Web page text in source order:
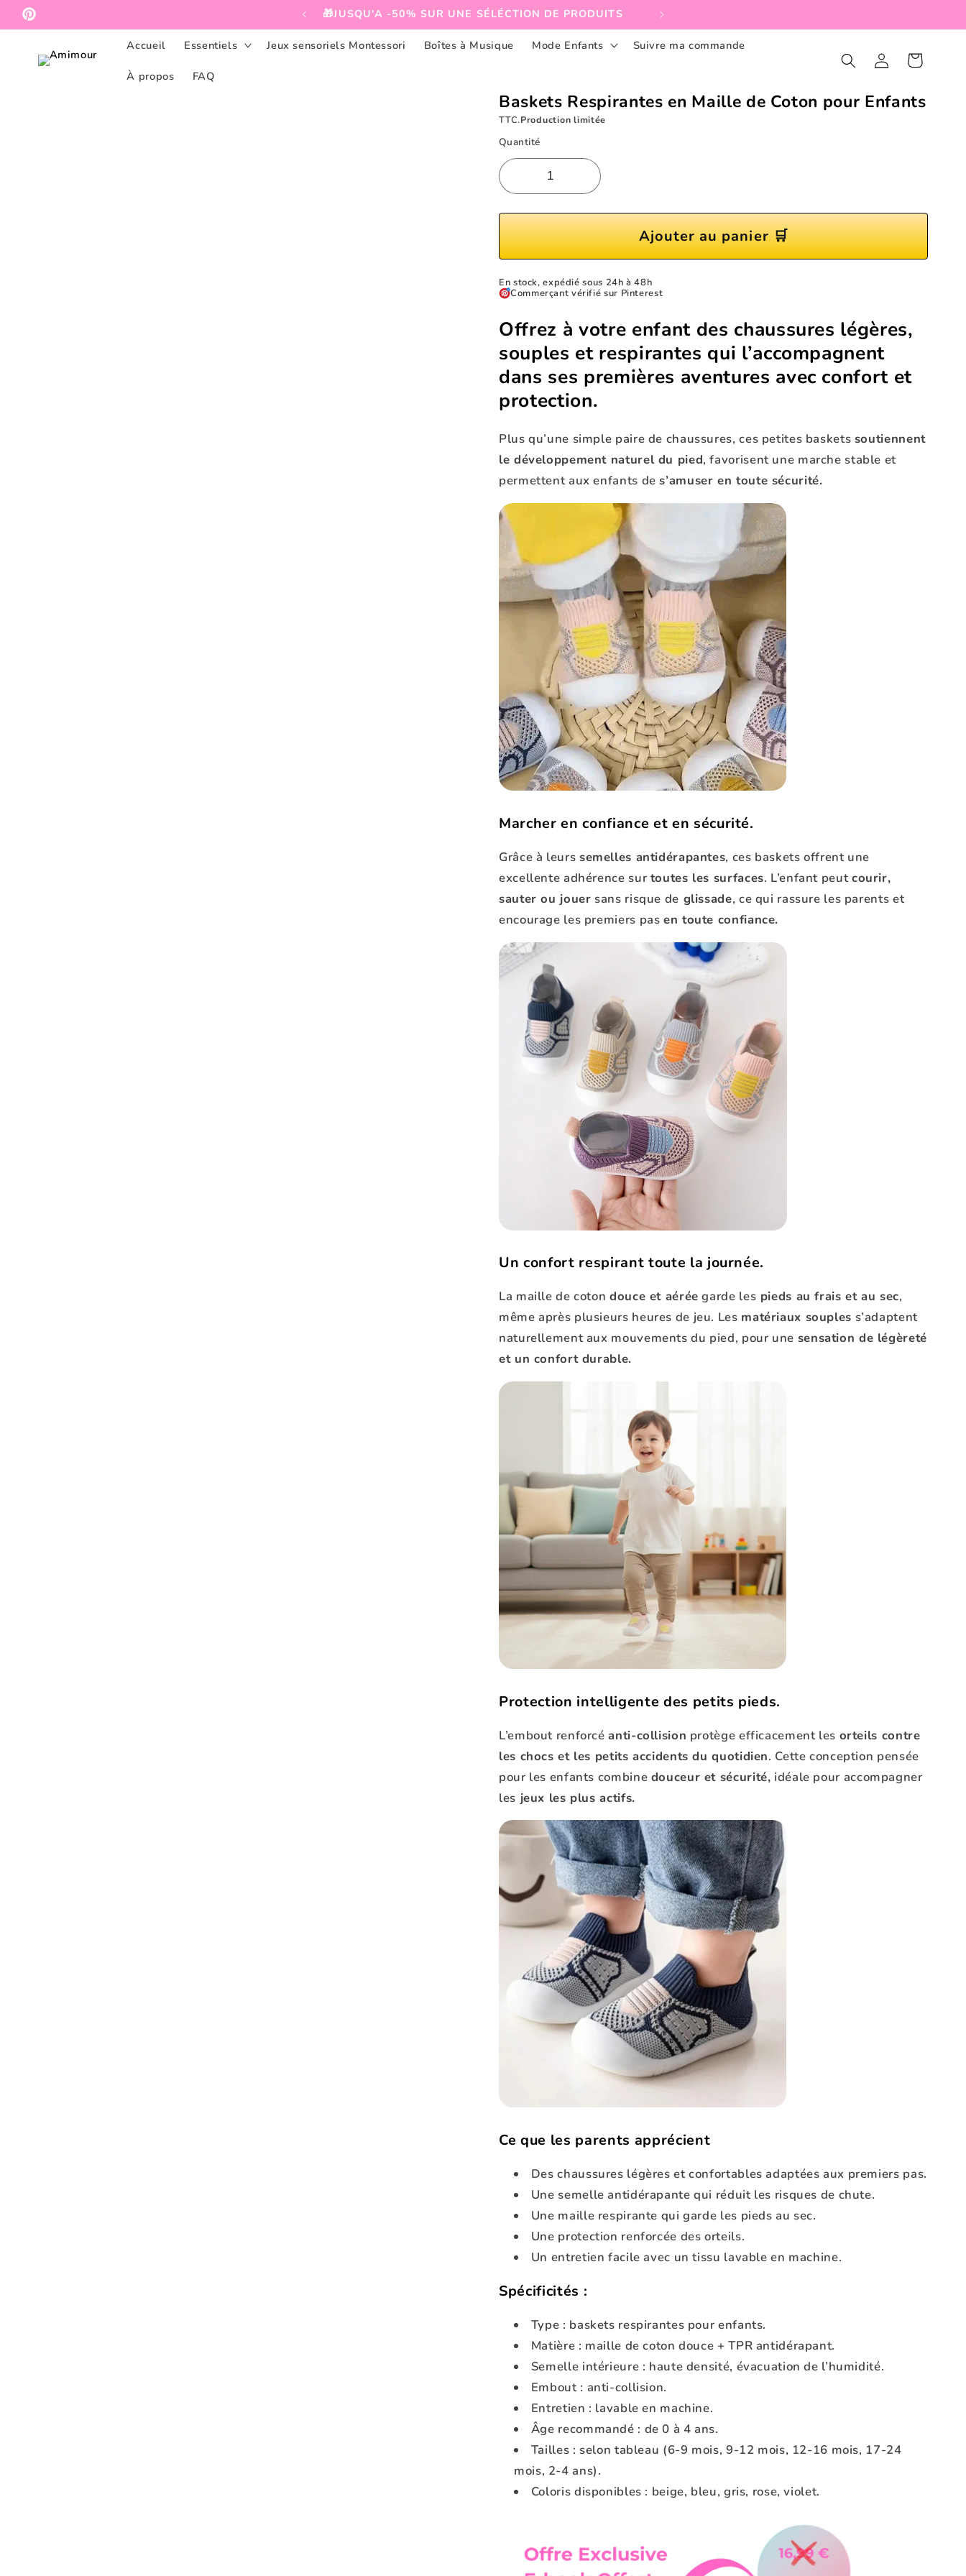
□
et
passer
au
Pinterest
🎁JUSQU'A -50% SUR UNE SÉLÉCTION DE PRODUITS
Accueil Essentiels Jeux sensoriels Montessori Boîtes à Musique Mode Enfants Suivre ma commande
À propos FAQ
Connexion Panier
Baskets Respirantes en Maille de Coton pour Enfants
TTC.Production limitée
Quantité
Ajouter au panier 🛒
En stock, expédié sous 24h à 48h
Commerçant vérifié sur Pinterest
Offrez à votre enfant des chaussures légères,
souples et respirantes qui l’accompagnent
dans ses premières aventures avec confort et
protection.
Plus qu’une simple paire de chaussures, ces petites baskets soutiennent
le développement naturel du pied, favorisent une marche stable et
permettent aux enfants des’amuser en toute sécurité.
Marcher en confiance et en sécurité.
Grâce à leurs semelles antidérapantes, ces baskets offrent une
excellente adhérence sur toutes les surfaces. L’enfant peutcourir,
sauter ou jouer sans risque de glissade, ce qui rassure les parents et
encourage les premiers pasen toute confiance.
Un confort respirant toute la journée.
La maille de cotondouce et aérée garde les pieds au frais et au sec,
même après plusieurs heures de jeu. Les matériaux souples s’adaptent
naturellement aux mouvements du pied, pour une sensation de légèreté
et un confort durable.
Protection intelligente des petits pieds.
L’embout renforcéanti-collision protège efficacement les orteils contre
les chocs et les petits accidents du quotidien. Cette conception pensée
pour les enfants combine douceur et sécurité, idéale pour accompagner
les jeux les plus actifs.
Ce que les parents apprécient
Des chaussures légères et confortables adaptées aux premiers pas.
Une semelle antidérapante qui réduit les risques de chute.
Une maille respirante qui garde les pieds au sec.
Une protection renforcée des orteils.
Un entretien facile avec un tissu lavable en machine.
Spécificités :
Type : baskets respirantes pour enfants.
Matière : maille de coton douce + TPR antidérapant.
Semelle intérieure : haute densité, évacuation de l’humidité.
Embout : anti-collision.
Entretien : lavable en machine.
Âge recommandé : de 0 à 4 ans.
Tailles : selon tableau (6-9 mois, 9-12 mois, 12-16 mois, 17-24
mois, 2-4 ans).
Coloris disponibles : beige, bleu, gris, rose, violet.